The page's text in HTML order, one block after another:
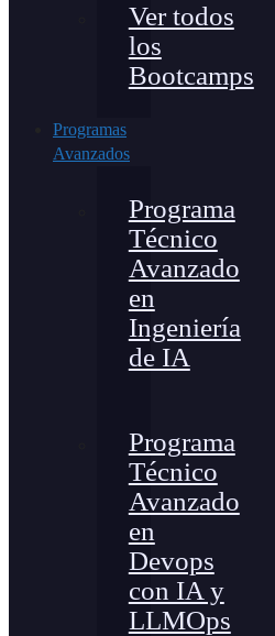
Ver todos
los
Bootcamps
Programas
Avanzados
Programa
Técnico
Avanzado
en
Ingeniería
de IA
Programa
Técnico
Avanzado
en
Devops
con IA y
LLMOps